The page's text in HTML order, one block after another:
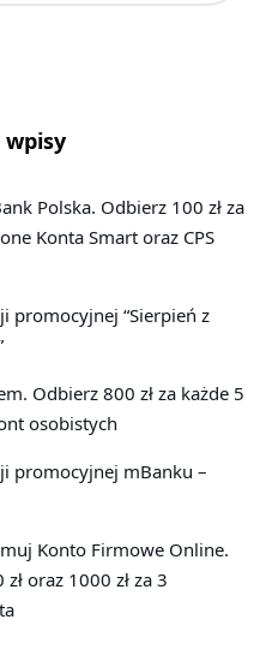
Polska. Odbierz 100 zł za
Konta Smart oraz CPS
promocyjnej “Sierpień z
Odbierz 800 zł za każde 5
osobistych
promocyjnej mBanku –
Konto Firmowe Online.
zł oraz 1000 zł za 3